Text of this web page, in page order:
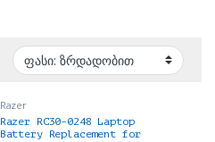
Razer
Razer RC30-0248 Laptop
Battery Replacement for